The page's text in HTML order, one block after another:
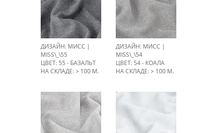
ДИЗАЙН: МИСС |
MISS\_\55
ЦВЕТ: 55 - БАЗАЛЬТ
НА СКЛАДЕ: > 100 М.
ДИЗАЙН: МИСС |
MISS\_\54
ЦВЕТ: 54 - КОАЛА
НА СКЛАДЕ: > 100 М.